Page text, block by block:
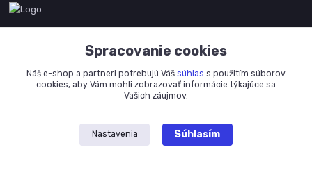
+421 905 327 801
(Po-Pia, 8-16 hod.)
Spracovanie cookies
Náš e-shop a partneri potrebujú Váš súhlas s použitím súborov
cookies, aby Vám mohli zobrazovať informácie týkajúce sa
Vašich záujmov.
Nastavenia Súhlasím